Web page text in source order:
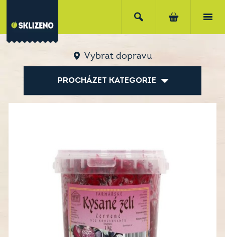
Vybrat dopravu
PROCHÁZET KATEGORIE